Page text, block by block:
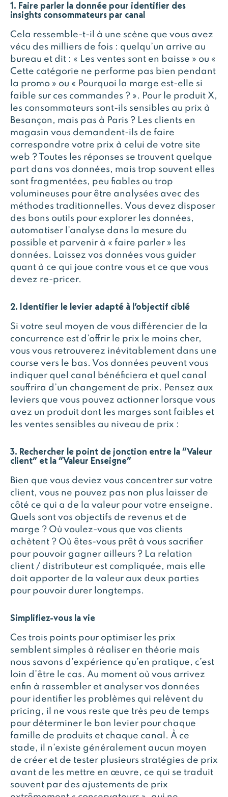
1. Faire parler la donnée pour identifier des
insights consommateurs par canal
Cela ressemble-t-il à une scène que vous avez
vécu des milliers de fois : quelqu’un arrive au
bureau et dit : « Les ventes sont en baisse » ou «
Cette catégorie ne performe pas bien pendant
la promo » ou « Pourquoi la marge est-elle si
faible sur ces commandes ? ». Pour le produit X,
les consommateurs sont-ils sensibles au prix à
Besançon, mais pas à Paris ? Les clients en
magasin vous demandent-ils de faire
correspondre votre prix à celui de votre site
web ? Toutes les réponses se trouvent quelque
part dans vos données, mais trop souvent elles
sont fragmentées, peu fiables ou trop
volumineuses pour être analysées avec des
méthodes traditionnelles. Vous devez disposer
des bons outils pour explorer les données,
automatiser l’analyse dans la mesure du
possible et parvenir à « faire parler » les
données. Laissez vos données vous guider
quant à ce qui joue contre vous et ce que vous
devez re-pricer.
2. Identifier le levier adapté à l’objectif ciblé
Si votre seul moyen de vous différencier de la
concurrence est d’offrir le prix le moins cher,
vous vous retrouverez inévitablement dans une
course vers le bas. Vos données peuvent vous
indiquer quel canal bénéficiera et quel canal
souffrira d’un changement de prix. Pensez aux
leviers que vous pouvez actionner lorsque vous
avez un produit dont les marges sont faibles et
les ventes sensibles au niveau de prix :
3. Rechercher le point de jonction entre la “Valeur
client” et la “Valeur Enseigne”
Bien que vous deviez vous concentrer sur votre
client, vous ne pouvez pas non plus laisser de
côté ce qui a de la valeur pour votre enseigne.
Quels sont vos objectifs de revenus et de
marge ? Où voulez-vous que vos clients
achètent ? Où êtes-vous prêt à vous sacrifier
pour pouvoir gagner ailleurs ? La relation
client / distributeur est compliquée, mais elle
doit apporter de la valeur aux deux parties
pour pouvoir durer longtemps.
Simplifiez-vous la vie
Ces trois points pour optimiser les prix
semblent simples à réaliser en théorie mais
nous savons d’expérience qu’en pratique, c’est
loin d’être le cas. Au moment où vous arrivez
enfin à rassembler et analyser vos données
pour identifier les problèmes qui relèvent du
pricing, il ne vous reste que très peu de temps
pour déterminer le bon levier pour chaque
famille de produits et chaque canal. À ce
stade, il n’existe généralement aucun moyen
de créer et de tester plusieurs stratégies de prix
avant de les mettre en œuvre, ce qui se traduit
souvent par des ajustements de prix